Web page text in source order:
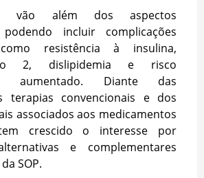
vão além dos aspectos
incluir complicações
resistência à insulina,
2, dislipidemia e risco
aumentado. Diante das
terapias convencionais e dos
associados aos medicamentos
crescido o interesse por
e complementares
SOP.